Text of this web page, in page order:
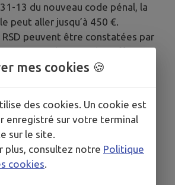
13 du nouveau code pénal, la
peut aller jusqu’à 450 €.
RSD peuvent être constatées par
municipale et par les officiers
judiciaire (maire, policiers,
compte des possibles
Le voisin peut engager la
qui brûle les déchets pour
mes cookies 🍪
des cookies. Un cookie est
enregistré sur votre terminal
sur le site.
plus, consultez notre Politique
cookies